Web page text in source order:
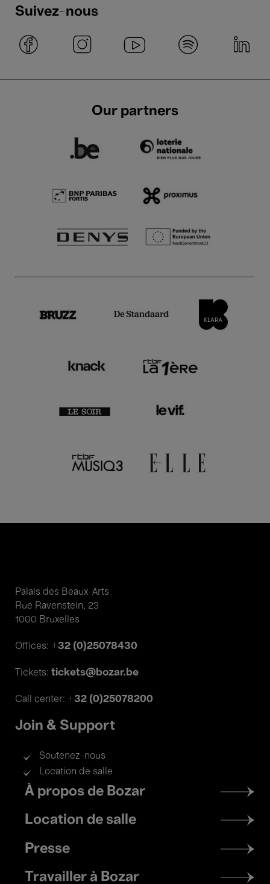
Suivez-nous
Our partners
Palais des Beaux-Arts
Rue Ravenstein, 23
1000 Bruxelles
Offices: +32 (0)25078430
Tickets: tickets@bozar.be
Call center: +32 (0)25078200
Join & Support
Soutenez-nous
Location de salle
Footer
menu
À propos de Bozar
Location de salle
Presse
Travailler à Bozar